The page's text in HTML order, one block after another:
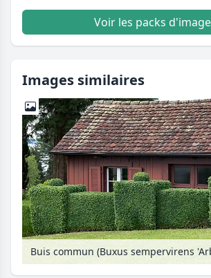
Voir les packs
Images similaires
Buis commun (Buxus sempervirens